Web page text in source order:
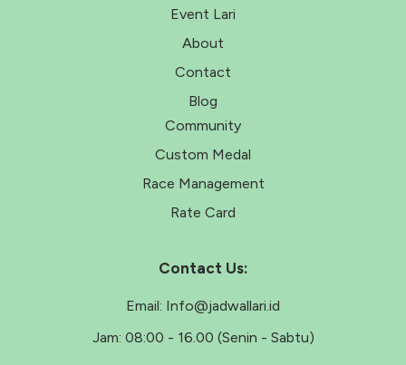
Event Lari
About
Contact
Blog
Community
Custom Medal
Race Management
Rate Card
Contact Us:
Email: Info@jadwallari.id
Jam: 08:00 - 16.00 (Senin - Sabtu)